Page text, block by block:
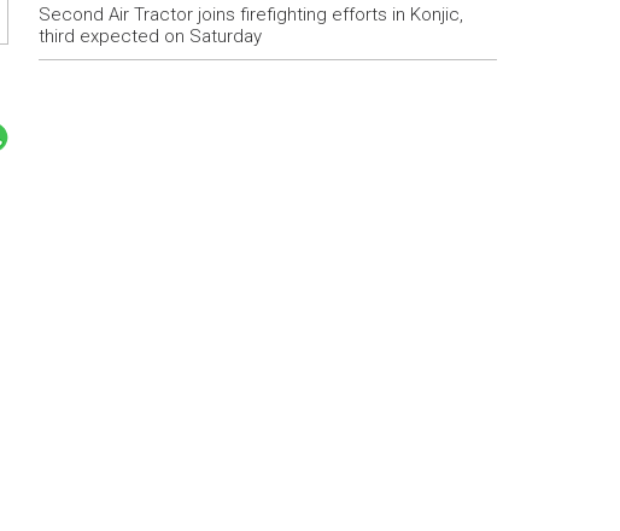
Second Air Tractor joins firefighting efforts in Konjic,
third expected on Saturday